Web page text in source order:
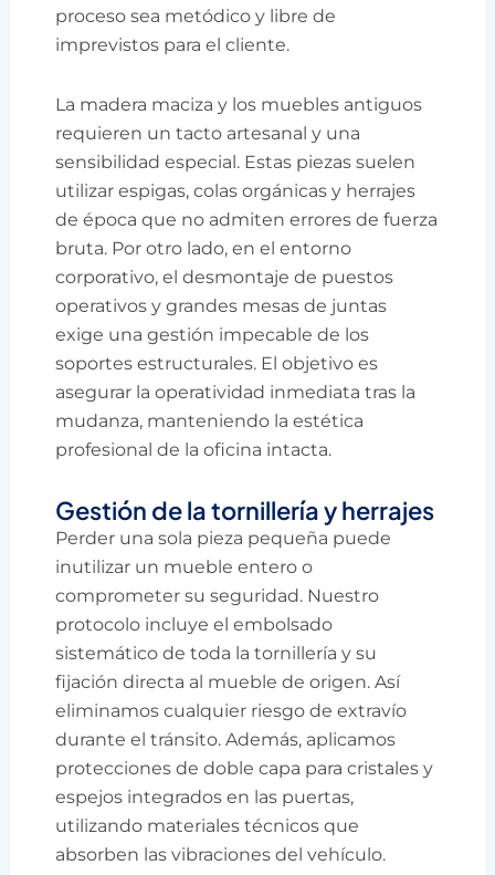
proceso sea metódico y libre de
imprevistos para el cliente.
La madera maciza y los muebles antiguos
requieren un tacto artesanal y una
sensibilidad especial. Estas piezas suelen
utilizar espigas, colas orgánicas y herrajes
de época que no admiten errores de fuerza
bruta. Por otro lado, en el entorno
corporativo, el desmontaje de puestos
operativos y grandes mesas de juntas
exige una gestión impecable de los
soportes estructurales. El objetivo es
asegurar la operatividad inmediata tras la
mudanza, manteniendo la estética
profesional de la oficina intacta.
Gestión de la tornillería y herrajes
Perder una sola pieza pequeña puede
inutilizar un mueble entero o
comprometer su seguridad. Nuestro
protocolo incluye el embolsado
sistemático de toda la tornillería y su
fijación directa al mueble de origen. Así
eliminamos cualquier riesgo de extravío
durante el tránsito. Además, aplicamos
protecciones de doble capa para cristales y
espejos integrados en las puertas,
utilizando materiales técnicos que
absorben las vibraciones del vehículo.